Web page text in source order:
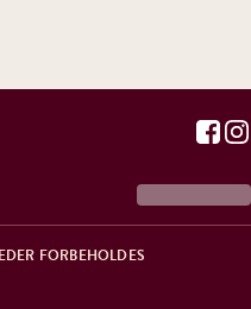
FORBEHOLDES